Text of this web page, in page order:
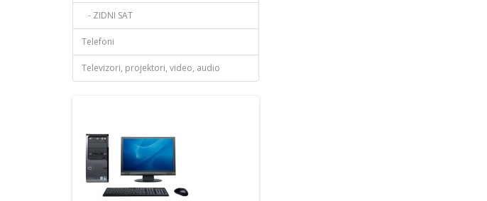
- ZIDNI SAT
Telefoni
Televizori, projektori, video, audio